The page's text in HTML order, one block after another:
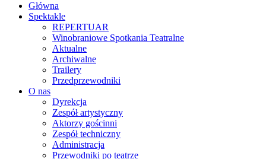
Główna
Spektakle
REPERTUAR
Winobraniowe Spotkania Teatralne
Aktualne
Archiwalne
Trailery
Przedprzewodniki
O nas
Dyrekcja
Zespół artystyczny
Aktorzy gościnni
Zespół techniczny
Administracja
Przewodniki po teatrze